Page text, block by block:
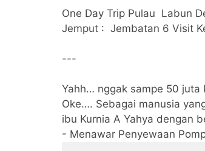
One Day Trip Pulau Labun
Jemput : Jembatan 6 Visit
---
Yahh… nggak sampe 50 juta
Oke…. Sebagai manusia
ibu Kurnia A Yahya dengan
- Menawar Penyewaan